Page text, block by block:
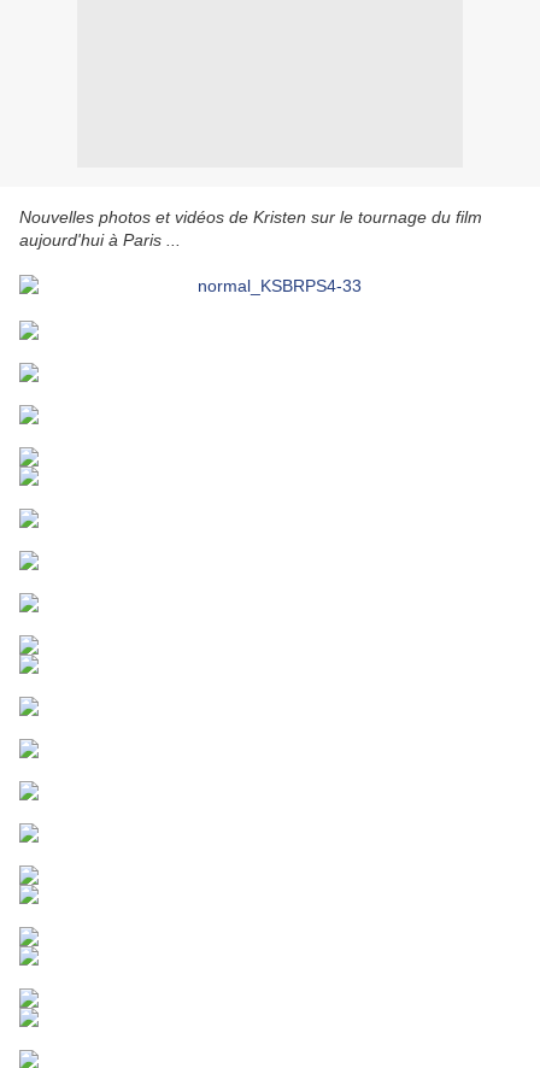
Nouvelles photos et vidéos de Kristen sur le tournage du film
aujourd'hui à Paris ...